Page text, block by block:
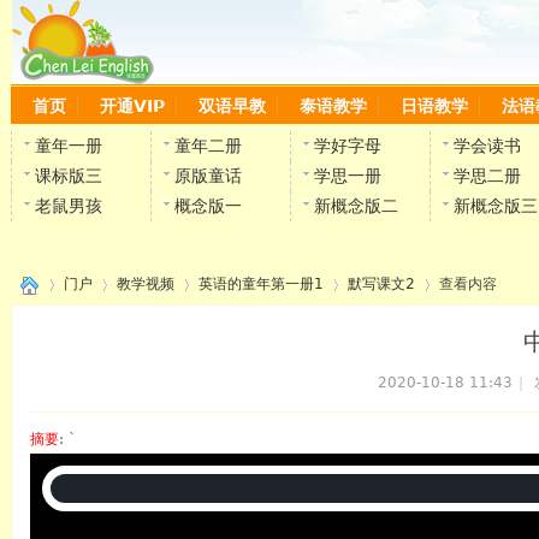
首页 开通VIP 双语早教 泰语教学 日语教学 法语
童年一册 童年二册 学好字母
学会读书
课标版三
原版童话 学思一册
学思二册
老鼠男孩
概念版一 新概念版二 新概念版三
陈雷
门户 教学视频 英语的童年第一册1 默写课文2
›
查看内容
2020-10-18 11:43
摘要: `